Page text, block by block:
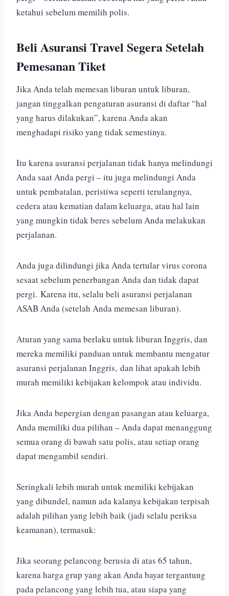
ketahui sebelum memilih polis.
Beli Asuransi Travel Segera Setelah
Pemesanan Tiket
Jika Anda telah memesan liburan untuk liburan,
jangan tinggalkan pengaturan asuransi di daftar “hal
yang harus dilakukan”, karena Anda akan
menghadapi risiko yang tidak semestinya.
Itu karena asuransi perjalanan tidak hanya melindungi
Anda saat Anda pergi – itu juga melindungi Anda
untuk pembatalan, peristiwa seperti terulangnya,
cedera atau kematian dalam keluarga, atau hal lain
yang mungkin tidak beres sebelum Anda melakukan
perjalanan.
Anda juga dilindungi jika Anda tertular virus corona
sesaat sebelum penerbangan Anda dan tidak dapat
pergi. Karena itu, selalu beli asuransi perjalanan
ASAB Anda (setelah Anda memesan liburan).
Aturan yang sama berlaku untuk liburan Inggris, dan
mereka memiliki panduan untuk membantu mengatur
asuransi perjalanan Inggris, dan lihat apakah lebih
murah memiliki kebijakan kelompok atau individu.
Jika Anda bepergian dengan pasangan atau keluarga,
Anda memiliki dua pilihan – Anda dapat menanggung
semua orang di bawah satu polis, atau setiap orang
dapat mengambil sendiri.
Seringkali lebih murah untuk memiliki kebijakan
yang dibundel, namun ada kalanya kebijakan terpisah
adalah pilihan yang lebih baik (jadi selalu periksa
keamanan), termasuk:
Jika seorang pelancong berusia di atas 65 tahun,
karena harga grup yang akan Anda bayar tergantung
pada pelancong yang lebih tua, atau siapa yang